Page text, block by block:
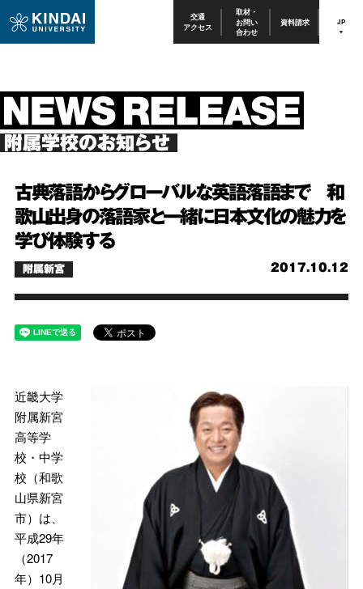
交通
アクセス
取材・
お問い
合わせ
資料請求 JP
附属学校のお知らせ
古典落語からグローバルな英語落語まで 和
歌山出身の落語家と一緒に日本文化の魅力を
学び体験する
2017.10.12
附属新宮
近畿大学
附属新宮
高等学
校・中学
校（和歌
山県新宮
市）は、
平成29年
（2017
年）10月